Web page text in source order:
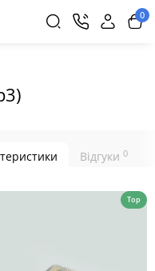
0
Відгуки 0
Top